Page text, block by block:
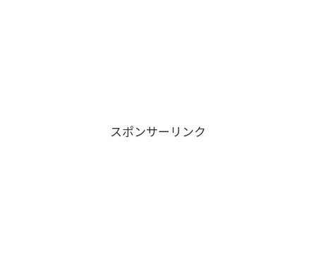
スポンサーリンク